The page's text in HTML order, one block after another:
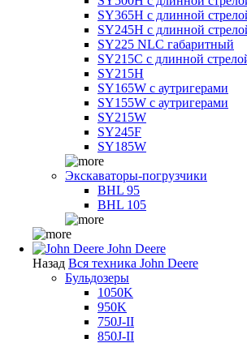
SY365H с длинной
SY245H с длинной
SY225 NLC габаритный
SY215C с длинной
SY215H
SY165W с аутригерами
SY155W с аутригерами
SY215W
SY245F
SY185W
Экскаваторы-погрузчики
BHL 95
BHL 105
John Deere
Назад Вся техника John Deere
Бульдозеры
1050K
950K
750J-II
850J-II